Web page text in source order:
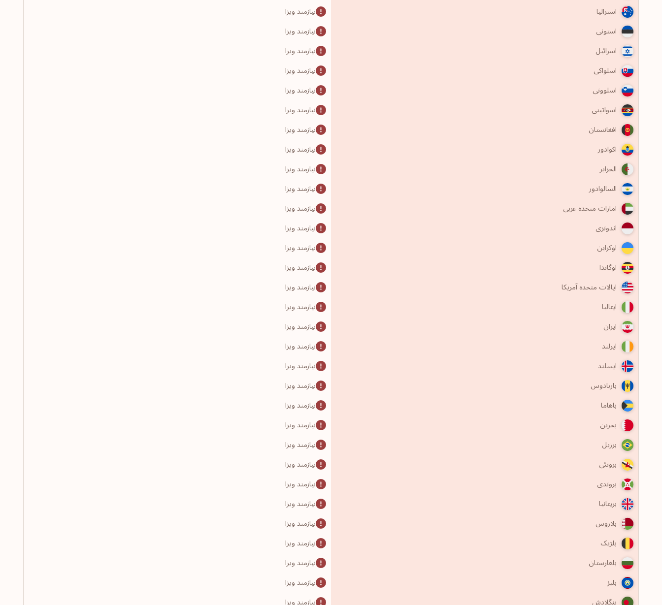
استرالیا
نیازمند ویزا
استونی
نیازمند ویزا
اسرائیل
نیازمند ویزا
اسلواکی
نیازمند ویزا
اسلوونی
نیازمند ویزا
اسواتینی
نیازمند ویزا
افغانستان
نیازمند ویزا
اکوادور
نیازمند ویزا
الجزایر
نیازمند ویزا
السالوادور
نیازمند ویزا
امارات متحده عربی
نیازمند ویزا
اندونزی
نیازمند ویزا
اوکراین
نیازمند ویزا
اوگاندا
نیازمند ویزا
ایالات متحده آمریکا
نیازمند ویزا
ایتالیا
نیازمند ویزا
ایران
نیازمند ویزا
ایرلند
نیازمند ویزا
ایسلند
نیازمند ویزا
باربادوس
نیازمند ویزا
باهاما
نیازمند ویزا
بحرین
نیازمند ویزا
برزیل
نیازمند ویزا
برونئی
نیازمند ویزا
بروندی
نیازمند ویزا
بریتانیا
نیازمند ویزا
بلاروس
نیازمند ویزا
بلژیک
نیازمند ویزا
بلغارستان
نیازمند ویزا
بلیز
نیازمند ویزا